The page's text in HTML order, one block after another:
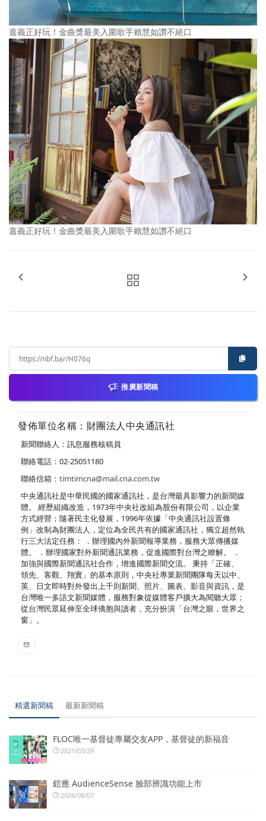
嘉義正好玩！金曲獎最美入圍歌手賴慧如讚不絕口
嘉義正好玩！金曲獎最美入圍歌手賴慧如讚不絕口
推廣新聞稿
發佈單位名稱：財團法人中央通訊社
新聞聯絡人：訊息服務核稿員
聯絡電話：02-25051180
聯絡信箱： timtimcna@mail.cna.com.tw
中央通訊社是中華民國的國家通訊社，是台灣最具影響力的新聞媒
體。 經歷組織改造，1973年中央社改組為股份有限公司，以企業
方式經營；隨著民主化發展，1996年依據「中央通訊社設置條
例」改制為財團法人，定位為全民共有的國家通訊社，獨立超然執
行三大法定任務： ．辦理國內外新聞報導業務，服務大眾傳播媒
體。 ．辦理國家對外新聞通訊業務，促進國際對台灣之瞭解。 ．
加強與國際新聞通訊社合作，增進國際新聞交流。 秉持「正確、
領先、客觀、翔實」的基本原則，中央社專業新聞團隊每天以中、
英、日文即時對外發出上千則新聞、照片、圖表、影音與資訊，是
台灣唯一多語文新聞媒體，服務對象從媒體客戶擴大為閱聽大眾；
從台灣民眾延伸至全球僑胞與讀者，充分扮演「台灣之眼，世界之
窗」。
精選新聞稿 最新新聞稿
FLOC唯一基督徒專屬交友APP，基督徒的新福音
2021/03/29
鎧應 AudienceSense 臉部辨識功能上市
2026/08/07